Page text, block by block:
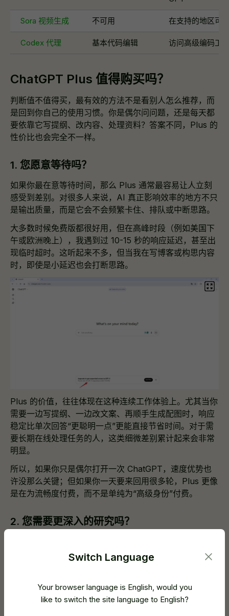
Sora 视频生成 不可用 在支持的地区可
Codex 代理 基本代码编辑 访问高级编码工
ChatGPT Plus 值得购买吗？
判断值不值得买，最有效的方法不是看别人怎么推荐，而
是回到你自己的使用习惯。你是偶尔问问题，还是每天都
要依靠它写提纲、改内容、处理资料？答案不同，Plus 的
性价比也会完全不一样。
1. 您愿意等待吗？
如果你最在意等待时间，那么 Plus 通常最容易让人立刻
感受到差别。对很多人来说，AI 真正影响效率的地方不只
是输出质量，而是它会不会频繁卡住、排队或中断思路。
大多数时候免费版都很好用，但在高峰时段（例如美国下
午或欧洲晚上），我遇到过 10-15 秒的响应延迟，甚至出
现临时超时。这听起来不多，但当我在写博客或构思内容
时，即使是小延迟也会打断思路。
Plus 的价值，往往体现在这种连续工作体验上。尤其当你
需要一边写提纲、一边改文案、再顺手生成配图时，响应
稳定比单次回答“更聪明一点”更能直接节省时间。对于需
要长期在线处理任务的人，这类细微差别累计起来会非常
明显。
所以，如果你只是偶尔打开一次 ChatGPT，速度优势也
许没那么关键；但如果你一天要来回用很多轮，Plus 更像
是在为流畅度付费，而不是单纯为“高级身份”付费。
2. 您需要更深入的研究吗？
更多体现在“减少你反复修正的次数”。当问题更长、上下
文更多时，模型能否稳住结构、抓住重点，会直接影响后
是涉及时效性信息时依然要自己确认。
Switch Language
Your browser language is English, would you
like to switch the site language to English?